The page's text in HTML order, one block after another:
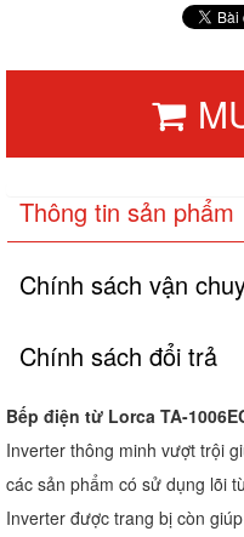
Thông tin sản phẩm
Chính sách vận
Chính sách đổi trả
Bếp điện từ Lorca TA-
Inverter thông minh vượt trội
các sản phẩm có sử dụng lõi
Inverter được trang bị còn